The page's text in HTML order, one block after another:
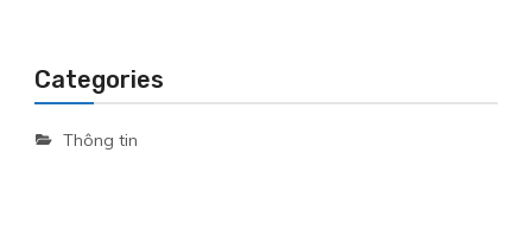
Categories
Thông tin